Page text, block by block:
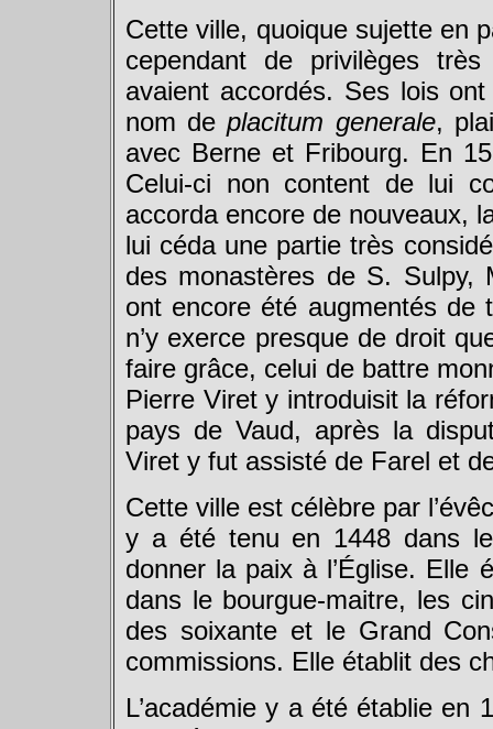
Cette ville, quoique sujette en
cependant de privilèges
avaient accordés. Ses lois
nom deplacitum generale,
avec Berne et Fribourg. En
Celui-ci non content de lui
accorda encore de nouveaux,
lui céda une partie très
des monastères de S. Sulpy,
ont encore été augmentés
n’y exerce presque de droit
faire grâce, celui de battre
Pierre Viret y introduisit la
pays de Vaud, après la
Viret y fut assisté de Farel et
Cette ville est célèbre par
y a été tenu en 1448 dans
donner la paix à l’Église. Elle
dans le bourgue-maitre, les
des soixante et le Grand
commissions. Elle établit des
L’académie y a été établie en